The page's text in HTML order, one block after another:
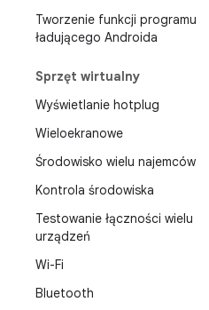
Tworzenie funkcji programu
ładującego Androida
Sprzęt wirtualny
Wyświetlanie hotplug
Wieloekranowe
Środowisko wielu najemców
Kontrola środowiska
Testowanie łączności wielu
urządzeń
Wi-Fi
Bluetooth